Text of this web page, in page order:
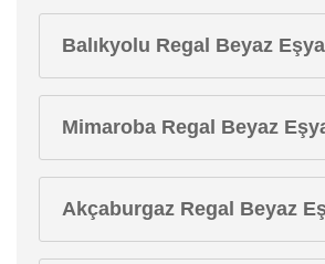
Balıkyolu Regal Beyaz
Mimaroba Regal Beyaz
Akçaburgaz Regal Beyaz